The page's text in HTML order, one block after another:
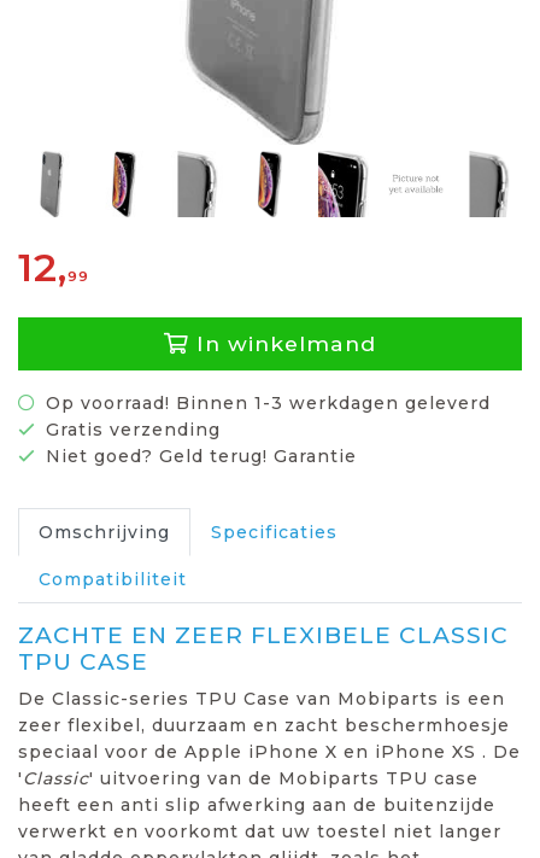
12,99
In winkelmand
Op voorraad! Binnen 1-3 werkdagen geleverd
Gratis verzending
Niet goed? Geld terug! Garantie
Omschrijving Specificaties
Compatibiliteit
ZACHTE EN ZEER FLEXIBELE CLASSIC
TPU CASE
De Classic-series TPU Case van Mobiparts is een
zeer flexibel, duurzaam en zacht beschermhoesje
speciaal voor de Apple iPhone X en iPhone XS . De
'Classic' uitvoering van de Mobiparts TPU case
heeft een anti slip afwerking aan de buitenzijde
verwerkt en voorkomt dat uw toestel niet langer